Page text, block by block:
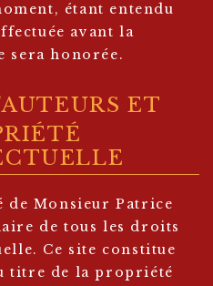
étant entendu
avant la
sera honorée.
ET
de Monsieur Patrice
de tous les droits
Ce site constitue
titre de la propriété